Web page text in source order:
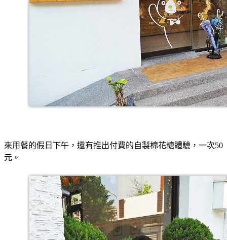
來用餐的假日下午，還有推出付費的自製棉花糖體驗，一次50
元。